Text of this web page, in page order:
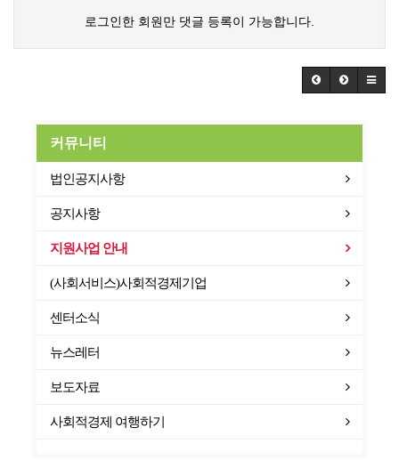
로그인한 회원만 댓글 등록이 가능합니다.
커뮤니티
법인공지사항
공지사항
지원사업 안내
(사회서비스)사회적경제기업
센터소식
뉴스레터
보도자료
사회적경제 여행하기